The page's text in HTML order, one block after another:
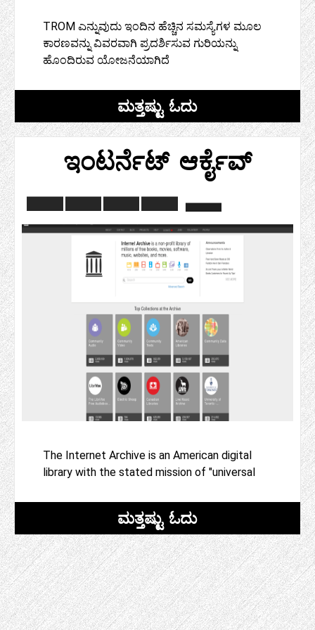
TROM ಎನ್ನುವುದು ಇಂದಿನ ಹೆಚ್ಚಿನ ಸಮಸ್ಯೆಗಳ ಮೂಲ
ಕಾರಣವನ್ನು ವಿವರವಾಗಿ ಪ್ರದರ್ಶಿಸುವ ಗುರಿಯನ್ನು
ಹೊಂದಿರುವ ಯೋಜನೆಯಾಗಿದೆ
ಮತ್ತಷ್ಟು ಓದು
ಇಂಟರ್ನೆಟ್ ಆರ್ಕೈವ್
The Internet Archive is an American digital
library with the stated mission of "universal
ಮತ್ತಷ್ಟು ಓದು